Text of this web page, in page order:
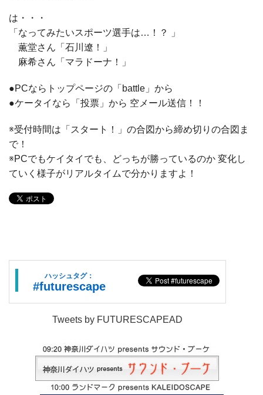
は・・・
「なってみたいスポーツ選手は…！？ 」
薫堂さん「石川遼！」
麻希さん「マラドーナ！」
●PCならトップページの「battle」から
●ケータイなら「投票」から 空メール送信！！
※受付時間は「スタート！」の合図から締め切りの合図ま
で！
※PCでもケイタイでも、どっちが勝っているのか 変化し
ていく様子がリアルタイムで分かりますよ！
ハッシュタグ：
#futurescape
Tweets by FUTURESCAPEAD